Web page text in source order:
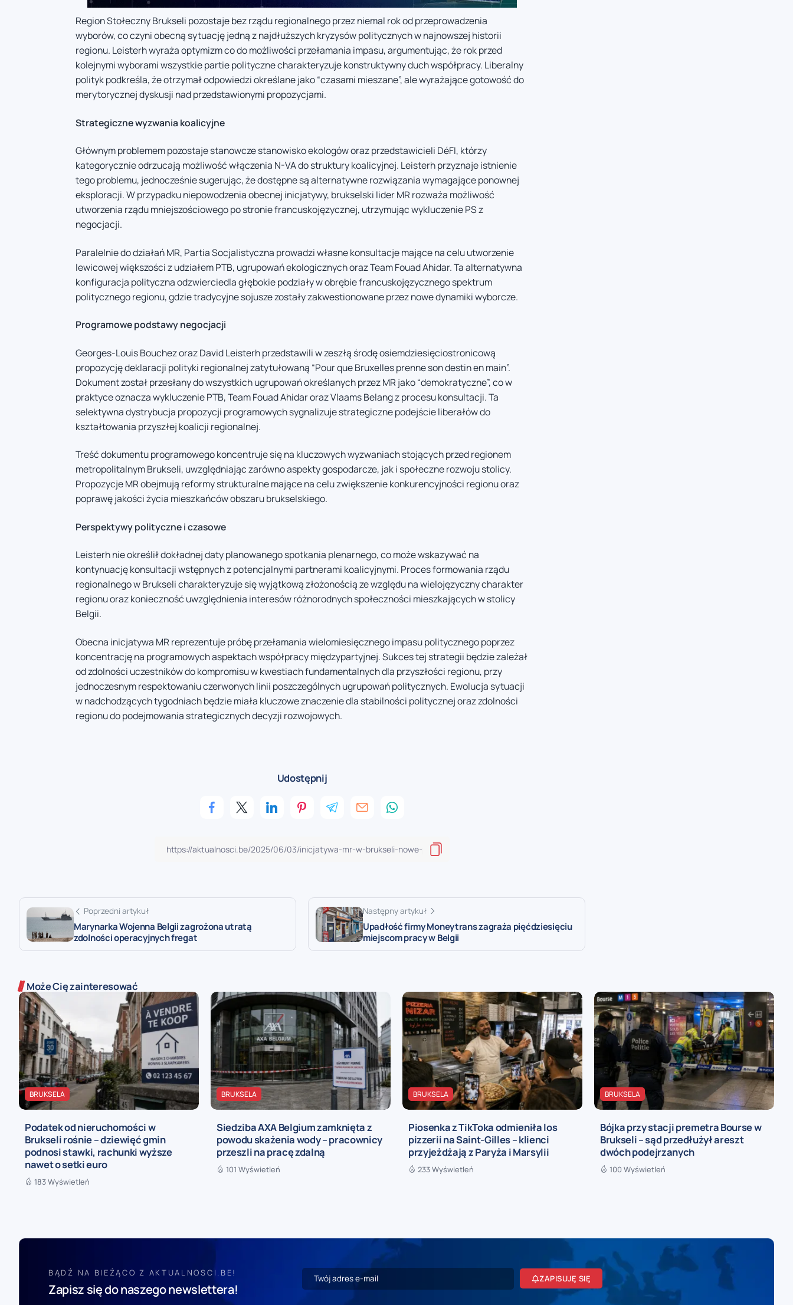
Region Stołeczny Brukseli pozostaje bez rządu regionalnego przez niemal rok od przeprowadzenia
wyborów, co czyni obecną sytuację jedną z najdłuższych kryzysów politycznych w najnowszej historii
regionu. Leisterh wyraża optymizm co do możliwości przełamania impasu, argumentując, że rok przed
kolejnymi wyborami wszystkie partie polityczne charakteryzuje konstruktywny duch współpracy. Liberalny
polityk podkreśla, że otrzymał odpowiedzi określane jako “czasami mieszane”, ale wyrażające gotowość do
merytorycznej dyskusji nad przedstawionymi propozycjami.
Strategiczne wyzwania koalicyjne
Głównym problemem pozostaje stanowcze stanowisko ekologów oraz przedstawicieli DéFI, którzy
kategorycznie odrzucają możliwość włączenia N-VA do struktury koalicyjnej. Leisterh przyznaje istnienie
tego problemu, jednocześnie sugerując, że dostępne są alternatywne rozwiązania wymagające ponownej
eksploracji. W przypadku niepowodzenia obecnej inicjatywy, brukselski lider MR rozważa możliwość
utworzenia rządu mniejszościowego po stronie francuskojęzycznej, utrzymując wykluczenie PS z
negocjacji.
Paralelnie do działań MR, Partia Socjalistyczna prowadzi własne konsultacje mające na celu utworzenie
lewicowej większości z udziałem PTB, ugrupowań ekologicznych oraz Team Fouad Ahidar. Ta alternatywna
konfiguracja polityczna odzwierciedla głębokie podziały w obrębie francuskojęzycznego spektrum
politycznego regionu, gdzie tradycyjne sojusze zostały zakwestionowane przez nowe dynamiki wyborcze.
Programowe podstawy negocjacji
Georges-Louis Bouchez oraz David Leisterh przedstawili w zeszłą środę osiemdziesięciostronicową
propozycję deklaracji polityki regionalnej zatytułowaną “Pour que Bruxelles prenne son destin en main”.
Dokument został przesłany do wszystkich ugrupowań określanych przez MR jako “demokratyczne”, co w
praktyce oznacza wykluczenie PTB, Team Fouad Ahidar oraz Vlaams Belang z procesu konsultacji. Ta
selektywna dystrybucja propozycji programowych sygnalizuje strategiczne podejście liberałów do
kształtowania przyszłej koalicji regionalnej.
Treść dokumentu programowego koncentruje się na kluczowych wyzwaniach stojących przed regionem
metropolitalnym Brukseli, uwzględniając zarówno aspekty gospodarcze, jak i społeczne rozwoju stolicy.
Propozycje MR obejmują reformy strukturalne mające na celu zwiększenie konkurencyjności regionu oraz
poprawę jakości życia mieszkańców obszaru brukselskiego.
Perspektywy polityczne i czasowe
Leisterh nie określił dokładnej daty planowanego spotkania plenarnego, co może wskazywać na
kontynuację konsultacji wstępnych z potencjalnymi partnerami koalicyjnymi. Proces formowania rządu
regionalnego w Brukseli charakteryzuje się wyjątkową złożonością ze względu na wielojęzyczny charakter
regionu oraz konieczność uwzględnienia interesów różnorodnych społeczności mieszkających w stolicy
Belgii.
Obecna inicjatywa MR reprezentuje próbę przełamania wielomiesięcznego impasu politycznego poprzez
koncentrację na programowych aspektach współpracy międzypartyjnej. Sukces tej strategii będzie zależał
od zdolności uczestników do kompromisu w kwestiach fundamentalnych dla przyszłości regionu, przy
jednoczesnym respektowaniu czerwonych linii poszczególnych ugrupowań politycznych. Ewolucja sytuacji
w nadchodzących tygodniach będzie miała kluczowe znaczenie dla stabilności politycznej oraz zdolności
regionu do podejmowania strategicznych decyzji rozwojowych.
Udostępnij
Poprzedni artykuł
Marynarka Wojenna Belgii zagrożona utratą
zdolności operacyjnych fregat
Następny artykuł
Upadłość firmy Moneytrans zagraża pięćdziesięciu
miejscom pracy w Belgii
Może Cię zainteresować
BRUKSELA
Podatek od nieruchomości w
Brukseli rośnie – dziewięć gmin
podnosi stawki, rachunki wyższe
nawet o setki euro
183 Wyświetleń
BRUKSELA
Siedziba AXA Belgium zamknięta z
powodu skażenia wody – pracownicy
przeszli na pracę zdalną
101 Wyświetleń
BRUKSELA
Piosenka z TikToka odmieniła los
pizzerii na Saint-Gilles – klienci
przyjeżdżają z Paryża i Marsylii
233 Wyświetleń
BRUKSELA
Bójka przy stacji premetra Bourse w
Brukseli – sąd przedłużył areszt
dwóch podejrzanych
100 Wyświetleń
BĄDŹ NA BIEŻĄCO Z AKTUALNOSCI.BE!
Zapisz się do naszego newslettera!
ZAPISUJĘ SIĘ